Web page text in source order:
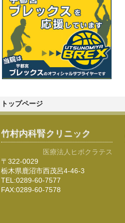
トップページ
竹村内科腎クリニック
医療法人ヒポクラテス
〒322-0029
栃木県鹿沼市西茂呂4-46-3
TEL:0289-60-7577
FAX:0289-60-7578